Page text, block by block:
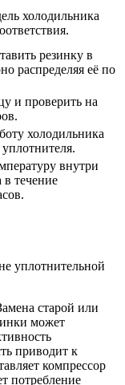
холодильника
резинку в
распределяя её по
и проверить на
холодильника
внутри
в течение
уплотнительной
старой или
может
приводит к
компрессор
потребление